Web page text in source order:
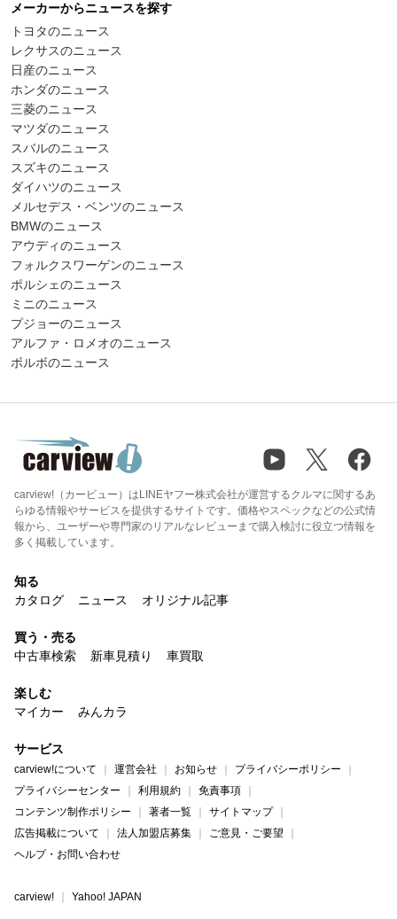
メーカーからニュースを探す
トヨタのニュース
レクサスのニュース
日産のニュース
ホンダのニュース
三菱のニュース
マツダのニュース
スバルのニュース
スズキのニュース
ダイハツのニュース
メルセデス・ベンツのニュース
BMWのニュース
アウディのニュース
フォルクスワーゲンのニュース
ポルシェのニュース
ミニのニュース
プジョーのニュース
アルファ・ロメオのニュース
ボルボのニュース
carview!（カービュー）はLINEヤフー株式会社が運営するクルマに関するあ
らゆる情報やサービスを提供するサイトです。価格やスペックなどの公式情
報から、ユーザーや専門家のリアルなレビューまで購入検討に役立つ情報を
多く掲載しています。
知る
カタログ
ニュース オリジナル記事
買う・売る
中古車検索
新車見積り 車買取
楽しむ
マイカー
みんカラ
サービス
carview!について 運営会社 お知らせ
プライバシーポリシー
プライバシーセンター
利用規約
免責事項
コンテンツ制作ポリシー
著者一覧
サイトマップ
広告掲載について
法人加盟店募集
ご意見・ご要望
ヘルプ・お問い合わせ
carview! Yahoo! JAPAN